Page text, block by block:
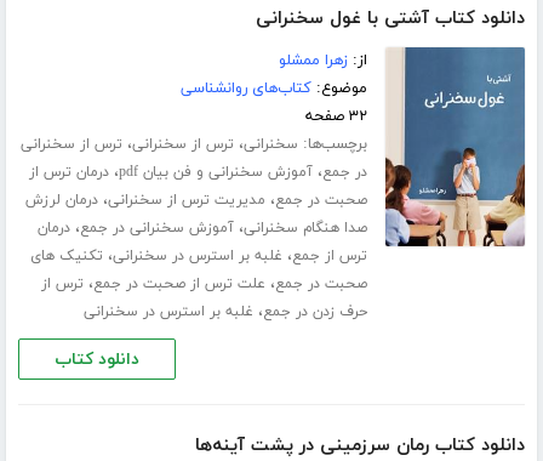
دانلود کتاب آشتی با غول سخنرانی
از:زهرا ممشلو
موضوع:کتاب‌های روانشناسی
۳۲ صفحه
برچسب‌ها: سخنرانی، ترس از سخنرانی، ترس از سخنرانی
در جمع،آموزش سخنرانی و فن بیان pdf ،درمان ترس از
صحبت در جمع، مدیریت ترس از سخنرانی،درمان لرزش
صدا هنگام سخنرانی،آموزش سخنرانی در جمع،درمان
ترس از جمع، غلبه بر استرس در سخنرانی، تکنیک های
صحبت در جمع، علت ترس از صحبت در جمع، ترس از
حرف زدن در جمع، غلبه بر استرس در سخنرانی
دانلود کتاب
دانلود کتاب رمان سرزمینی در پشت آینه‌ها